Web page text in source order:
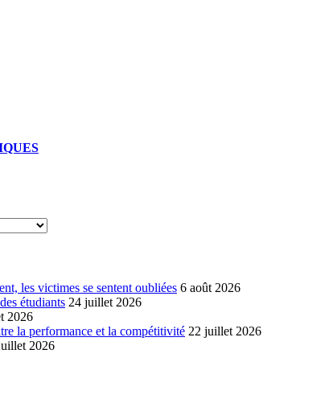
les victimes se sentent oubliées 6 août 2026
étudiants 24 juillet 2026
2026
la performance et la compétitivité 22 juillet 2026
2026